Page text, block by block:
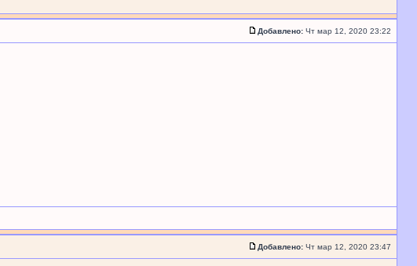
Добавлено: Чт мар 12, 2020 23:22
Добавлено: Чт мар 12, 2020 23:47